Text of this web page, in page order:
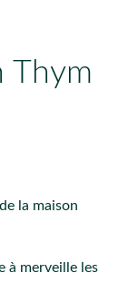
Thym
la maison
à merveille les